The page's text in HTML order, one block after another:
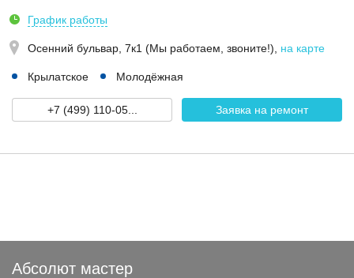
График работы
Осенний бульвар, 7к1 (Мы работаем, звоните!) на карте
Крылатское Молодёжная
+7 (499) 110-05... Заявка на ремонт
Абсолют мастер